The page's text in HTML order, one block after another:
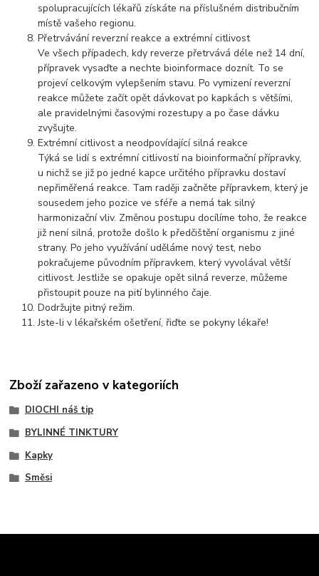
spolupracujících lékařů získáte na příslušném distribučním
místě vašeho regionu.
Přetrvávání reverzní reakce a extrémní citlivost
Ve všech případech, kdy reverze přetrvává déle než 14 dní,
přípravek vysaďte a nechte bioinformace doznít. To se
projeví celkovým vylepšením stavu. Po vymizení reverzní
reakce můžete začít opět dávkovat po kapkách s většími,
ale pravidelnými časovými rozestupy a po čase dávku
zvyšujte.
Extrémní citlivost a neodpovídající silná reakce
Týká se lidí s extrémní citlivostí na bioinformační přípravky,
u nichž se již po jedné kapce určitého přípravku dostaví
nepřiměřená reakce. Tam raději začněte přípravkem, který je
sousedem jeho pozice ve sféře a nemá tak silný
harmonizační vliv. Změnou postupu docílíme toho, že reakce
již není silná, protože došlo k předčištění organismu z jiné
strany. Po jeho využívání uděláme nový test, nebo
pokračujeme původním přípravkem, který vyvolával větší
citlivost. Jestliže se opakuje opět silná reverze, můžeme
přistoupit pouze na pití bylinného čaje.
Dodržujte pitný režim.
Jste-li v lékařském ošetření, řiďte se pokyny lékaře!
Zboží zařazeno v kategoriích
DIOCHI náš tip
BYLINNÉ TINKTURY
Kapky
Směsi